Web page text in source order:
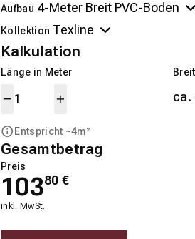
Aufbau
Kollektion
Kalkulation
Länge in Meter
Entspricht ~4m²
ca.
Gesamtbetrag
Preis
10380 €
inkl. MwSt.